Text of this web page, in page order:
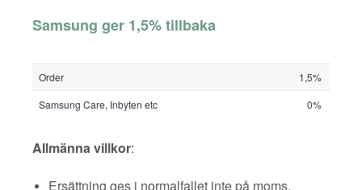
Samsung ger 1,5% tillbaka
Order
1,5%
Samsung Care, Inbyten etc
0%
Allmänna villkor:
Ersättning ges i normalfallet inte på moms,